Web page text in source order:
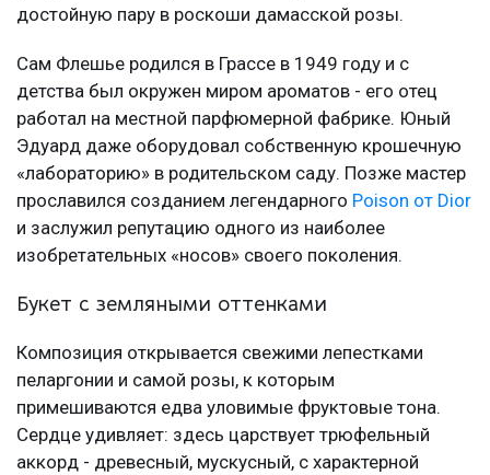
достойную пару в роскоши дамасской розы.
Сам Флешье родился в Грассе в 1949 году и с
детства был окружен миром ароматов - его отец
работал на местной парфюмерной фабрике. Юный
Эдуард даже оборудовал собственную крошечную
«лабораторию» в родительском саду. Позже мастер
прославился созданием легендарного Poison от Dior
и заслужил репутацию одного из наиболее
изобретательных «носов» своего поколения.
Букет с земляными оттенками
Композиция открывается свежими лепестками
пеларгонии и самой розы, к которым
примешиваются едва уловимые фруктовые тона.
Сердце удивляет: здесь царствует трюфельный
аккорд - древесный, мускусный, с характерной